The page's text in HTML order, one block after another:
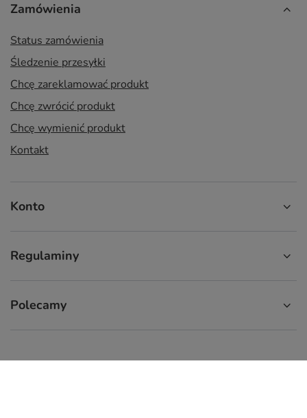
Zamówienia
Status zamówienia
Śledzenie przesyłki
Chcę zareklamować produkt
Chcę zwrócić produkt
Chcę wymienić produkt
Kontakt
Konto
Regulaminy
Polecamy